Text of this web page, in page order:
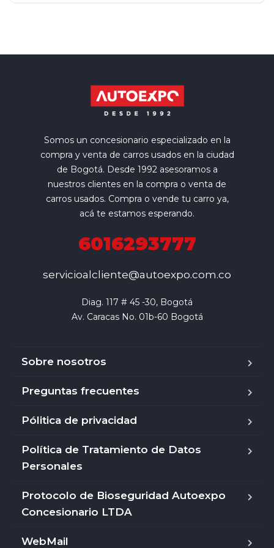
Somos un concesionario especializado en la
compra y venta de carros usados en la ciudad
de Bogotá. Desde 1992 asesoramos a
nuestros clientes en la compra o venta de
carros usados. Compra o vende tu carro ya,
acá te estamos esperando.
6016293777
servicioalcliente@autoexpo.com.co
Diag. 117 # 45 -30, Bogotá
Av. Caracas No. 01b-60 Bogotá
Sobre nosotros
Preguntas frecuentes
Pólitica de privacidad
Política de Tratamiento de Datos
Personales
Protocolo de Bioseguridad Autoexpo
Concesionario LTDA
WebMail